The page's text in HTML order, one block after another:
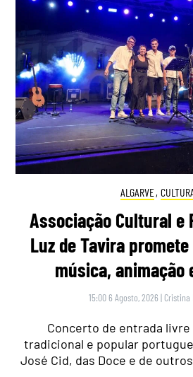
ALGARVE,
Associação Cultural e
Luz de Tavira
música, animação
15:00 6 Agosto, 2026 | Cristina
Concerto de entrada
tradicional e popular
José Cid, das Doce e de